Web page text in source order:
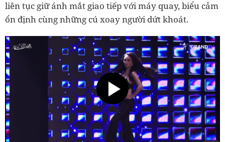
liên tục giữ ánh mắt giao tiếp với máy quay, biểu cảm
ổn định cùng những cú xoay người dứt khoát.